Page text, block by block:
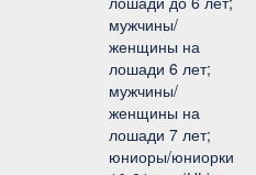
мужчины/
женщины на
лошади 6 лет;
мужчины/
женщины на
лошади 7 лет;
юниоры/юниорки